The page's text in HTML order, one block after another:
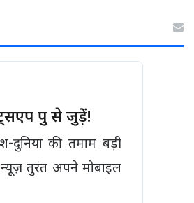
ग्रुप से जुड़ें!
दुनिया की तमाम बड़ी
तुरंत अपने मोबाइल